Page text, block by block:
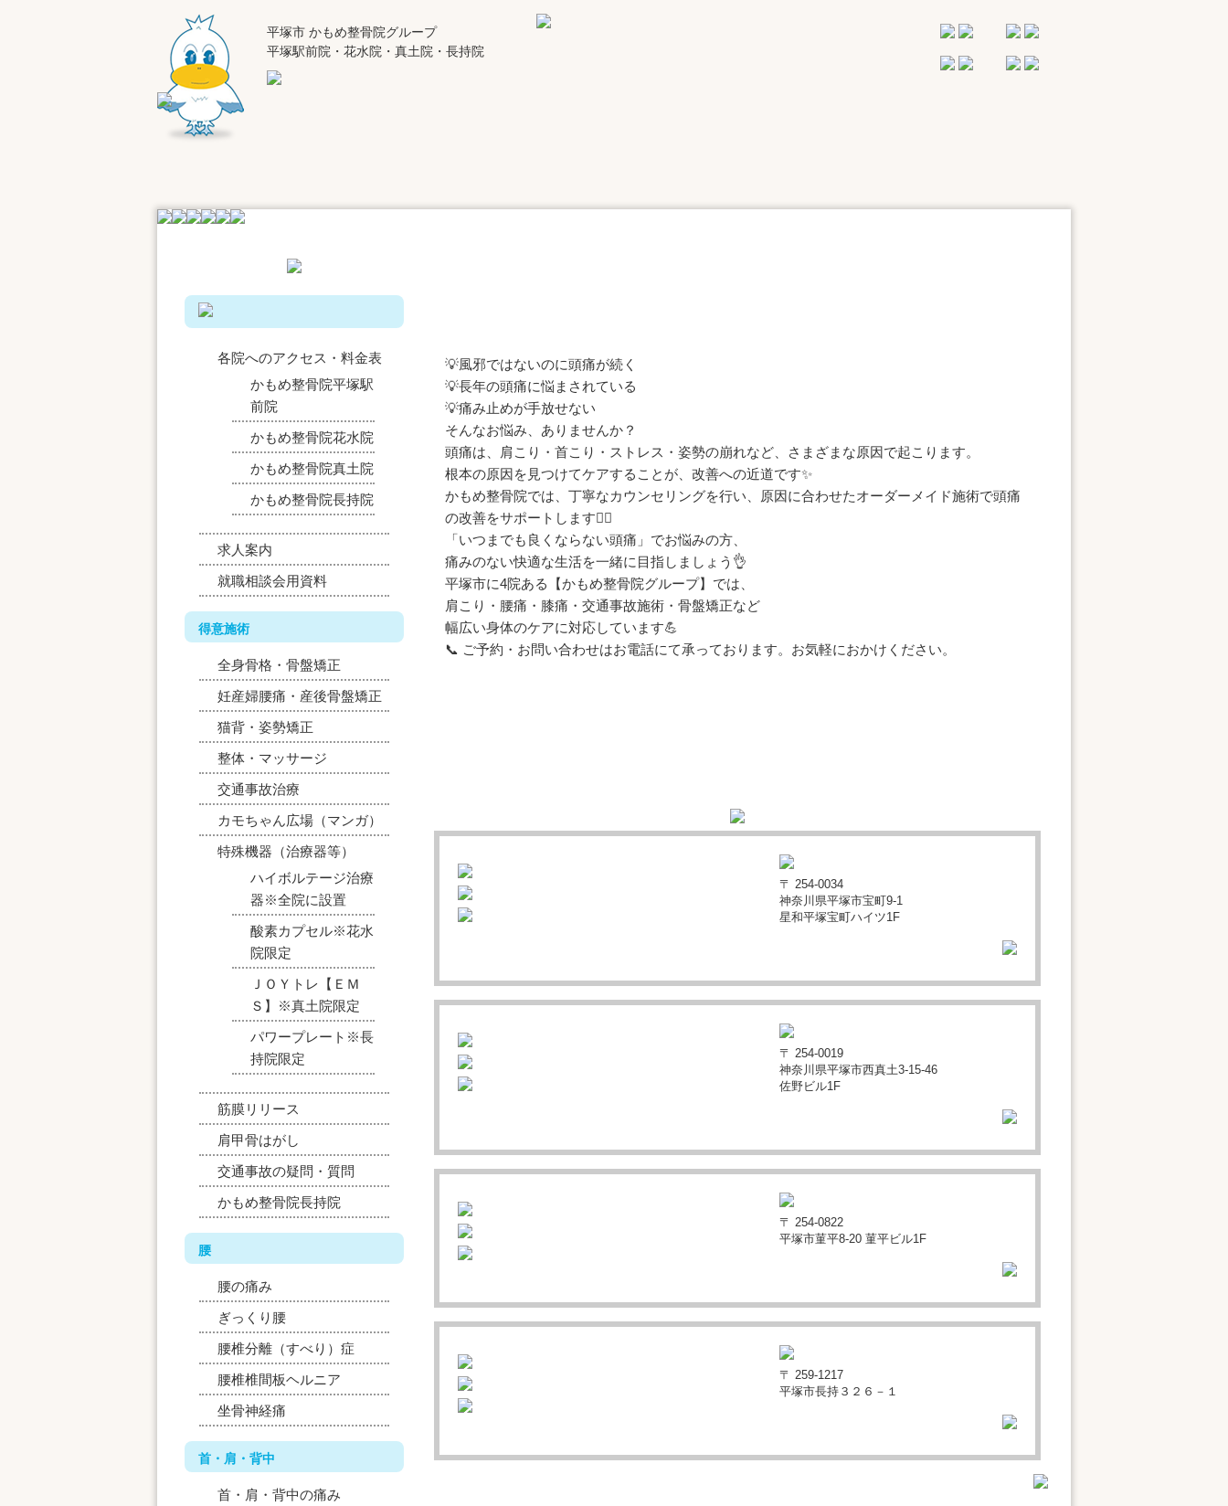
平塚市 かもめ整骨院グループ
平塚駅前院・花水院・真土院・長持院
💡風邪ではないのに頭痛が続く
💡長年の頭痛に悩まされている
💡痛み止めが手放せない
そんなお悩み、ありませんか？
頭痛は、肩こり・首こり・ストレス・姿勢の崩れなど、さまざまな原因で起こります。
根本の原因を見つけてケアすることが、改善への近道です✨
かもめ整骨院では、丁寧なカウンセリングを行い、原因に合わせたオーダーメイド施術で頭痛
の改善をサポートします💆‍♂️
「いつまでも良くならない頭痛」でお悩みの方、
痛みのない快適な生活を一緒に目指しましょう👌
平塚市に4院ある【かもめ整骨院グループ】では、
肩こり・腰痛・膝痛・交通事故施術・骨盤矯正など
幅広い身体のケアに対応しています💪
📞 ご予約・お問い合わせはお電話にて承っております。お気軽におかけください。
〒 254-0034
神奈川県平塚市宝町9-1
星和平塚宝町ハイツ1F
〒 254-0019
神奈川県平塚市西真土3-15-46
佐野ビル1F
〒 254-0822
平塚市菫平8-20 菫平ビル1F
〒 259-1217
平塚市長持３２６－１
各院へのアクセス・料金表
かもめ整骨院平塚駅
前院
かもめ整骨院花水院
かもめ整骨院真土院
かもめ整骨院長持院
求人案内
就職相談会用資料
得意施術
全身骨格・骨盤矯正
妊産婦腰痛・産後骨盤矯正
猫背・姿勢矯正
整体・マッサージ
交通事故治療
カモちゃん広場（マンガ）
特殊機器（治療器等）
ハイボルテージ治療
器※全院に設置
酸素カプセル※花水
院限定
ＪＯＹトレ【ＥＭ
Ｓ】※真土院限定
パワープレート※長
持院限定
筋膜リリース
肩甲骨はがし
交通事故の疑問・質問
かもめ整骨院長持院
腰
腰の痛み
ぎっくり腰
腰椎分離（すべり）症
腰椎椎間板ヘルニア
坐骨神経痛
首・肩・背中
首・肩・背中の痛み